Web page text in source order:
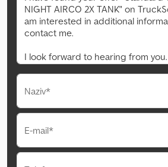
Naziv*
E-mail*